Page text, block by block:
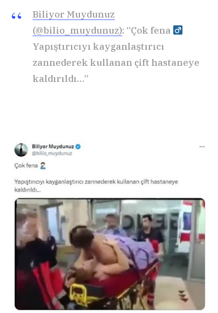
Biliyor Muydunuz
(@bilio_muydunuz): “Çok fena ‍
Yapıştırıcıyı kayganlaştırıcı
zannederek kullanan çift hastaneye
kaldırıldı…”